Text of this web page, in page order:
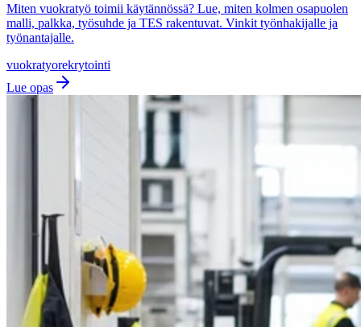
Miten vuokratyö toimii käytännössä? Lue, miten kolmen osapuolen
malli, palkka, työsuhde ja TES rakentuvat. Vinkit työnhakijalle ja
työnantajalle.
vuokratyorekrytointi
Lue opas